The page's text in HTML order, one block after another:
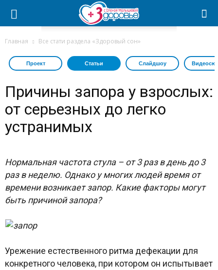
Главная Все стати раздела «Здоровый сон»
Проект Статьи Слайдшоу
Причины запора у взрослых:
от серьезных до легко
устранимых
Нормальная частота стула – от 3 раз в день до 3
раз в неделю. Однако у многих людей время от
времени возникает запор. Какие факторы могут
быть причиной запора?
Урежение естественного ритма дефекации для
конкретного человека, при котором он испытывает